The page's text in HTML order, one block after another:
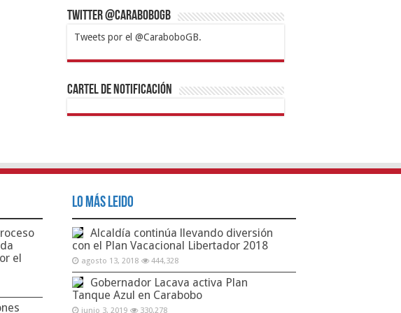
Twitter @CaraboboGB
Tweets por el @CaraboboGB.
1xbetBetturkeyBetistKralbetSupertotobetTipobet
https://mvbcasino.com/
Cartel de Notificación
el
Lo Más Leido
Alcaldía continúa llevando diversión
con el Plan Vacacional Libertador 2018
agosto 13, 2018 444,328
Gobernador Lacava activa Plan
Tanque Azul en Carabobo
junio 3, 2019 330,278